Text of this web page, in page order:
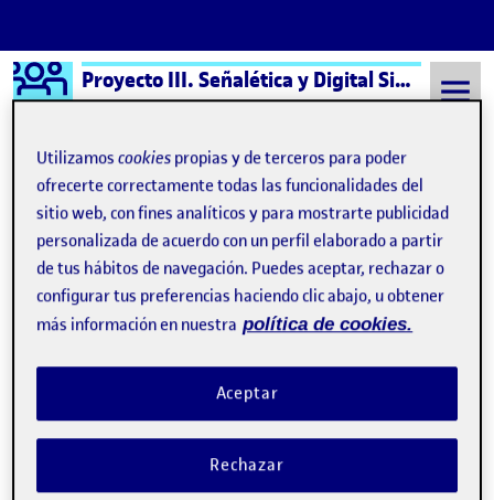
Saltar al contenido
Logo Ágora Proyecto III. Señalética y Digital Signage aula 2
Semestre 20211 - Aula 2 27 Diciembre, 2021
27 Diciembre, 2021
Publicado por
Aida Martinez Martos
Fecha de publicación
comentario
Hola a tod@s, Aquí adjunto el Documento Ejecutivo y la
Aplicación del rediseño del sistema de señalética del Museo
Geominero de Madrid. Un saludo, Aïda Martínez PEC4 -
Aplicación. Práctica - Documento ejecutivo …
Utilizamoscookies propias y de terceros para poder
ofrecerte correctamente todas las funcionalidades del
sitio web, con fines analíticos y para mostrarte publicidad
personalizada de acuerdo con un perfil elaborado a partir
de tus hábitos de navegación. Puedes aceptar, rechazar o
configurar tus preferencias haciendo clic abajo, u obtener
más información en nuestra política de cookies.
Rechazar
Aceptar